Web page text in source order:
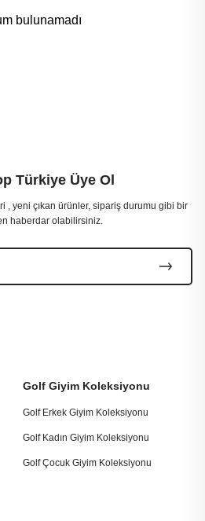
bulunamadı
Golf Giyim Koleksiyonu
Golf Erkek Giyim Koleksiyonu
Golf Kadın Giyim Koleksiyonu
Golf Çocuk Giyim Koleksiyonu
Türkiye Üye Ol
, yeni çıkan ürünler, sipariş durumu gibi bir
haberdar olabilirsiniz.